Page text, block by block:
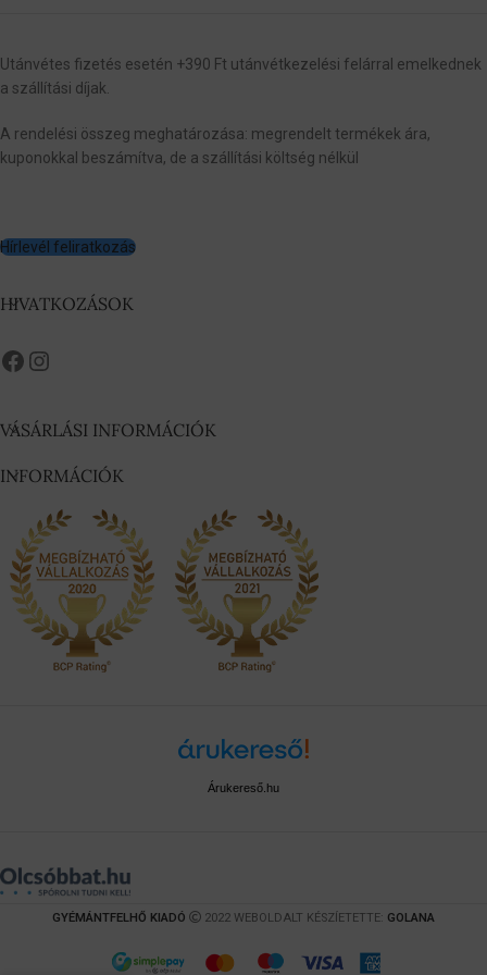
Utánvétes fizetés esetén +390 Ft utánvétkezelési felárral emelkednek
a szállítási díjak.
A rendelési összeg meghatározása: megrendelt termékek ára,
kuponokkal beszámítva, de a szállítási költség nélkül
Hírlevél feliratkozás
HIVATKOZÁSOK
VÁSÁRLÁSI INFORMÁCIÓK
INFORMÁCIÓK
Árukereső.hu
GYÉMÁNTFELHŐ KIADÓ 2022 WEBOLDALT KÉSZÍETETTE: GOLANA